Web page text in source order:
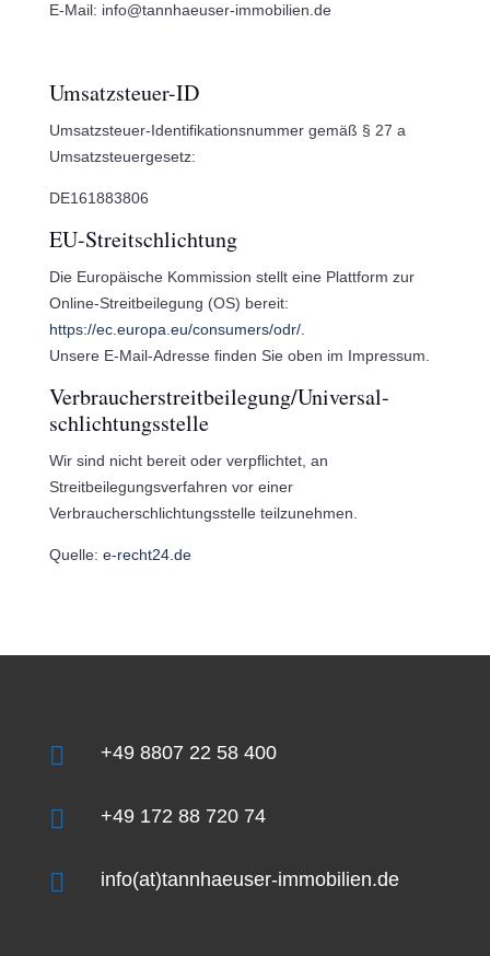
E-Mail: info@tannhaeuser-immobilien.de
Umsatzsteuer-ID
Umsatzsteuer-Identifikationsnummer gemäß § 27 a
Umsatzsteuergesetz:
DE161883806
EU-Streitschlichtung
Die Europäische Kommission stellt eine Plattform zur
Online-Streitbeilegung (OS) bereit:
https://ec.europa.eu/consumers/odr/.
Unsere E-Mail-Adresse finden Sie oben im Impressum.
Verbraucher­streit­beilegung/Universal­
schlichtungs­stelle
Wir sind nicht bereit oder verpflichtet, an
Streitbeilegungsverfahren vor einer
Verbraucherschlichtungsstelle teilzunehmen.
Quelle: e-recht24.de
 +49 8807 22 58 400
 +49 172 88 720 74
 info(at)tannhaeuser-immobilien.de